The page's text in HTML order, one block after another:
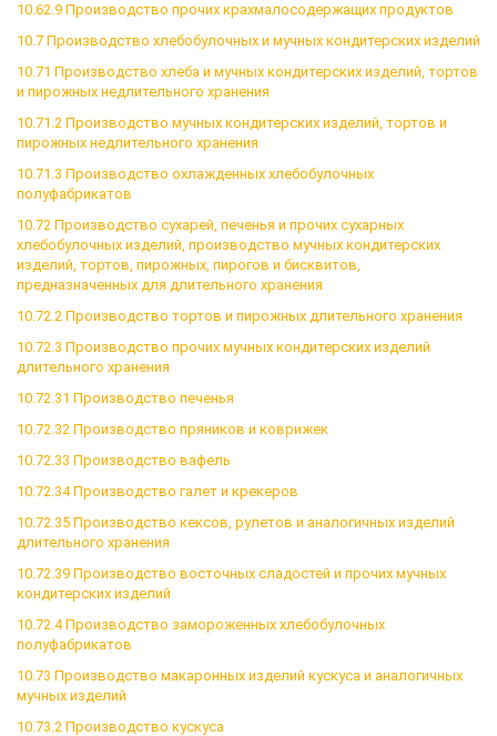
10.62.9 Производство прочих крахмалосодержащих продуктов
10.7 Производство хлебобулочных и мучных кондитерских изделий
10.71 Производство хлеба и мучных кондитерских изделий, тортов
и пирожных недлительного хранения
10.71.2 Производство мучных кондитерских изделий, тортов и
пирожных недлительного хранения
10.71.3 Производство охлажденных хлебобулочных
полуфабрикатов
10.72 Производство сухарей, печенья и прочих сухарных
хлебобулочных изделий, производство мучных кондитерских
изделий, тортов, пирожных, пирогов и бисквитов,
предназначенных для длительного хранения
10.72.2 Производство тортов и пирожных длительного хранения
10.72.3 Производство прочих мучных кондитерских изделий
длительного хранения
10.72.31 Производство печенья
10.72.32 Производство пряников и коврижек
10.72.33 Производство вафель
10.72.34 Производство галет и крекеров
10.72.35 Производство кексов, рулетов и аналогичных изделий
длительного хранения
10.72.39 Производство восточных сладостей и прочих мучных
кондитерских изделий
10.72.4 Производство замороженных хлебобулочных
полуфабрикатов
10.73 Производство макаронных изделий кускуса и аналогичных
мучных изделий
10.73.2 Производство кускуса